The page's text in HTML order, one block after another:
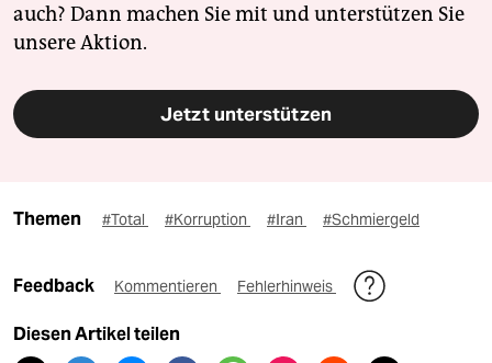
auch? Dann machen Sie mit und unterstützen Sie
unsere Aktion.
Jetzt unterstützen
Themen #Total #Korruption #Iran #Schmiergeld
Feedback Kommentieren Fehlerhinweis
Diesen Artikel teilen